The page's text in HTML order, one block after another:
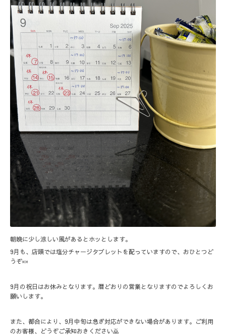
朝晩に少し涼しい風があるとホッとします。
9月も、店頭では塩分チャージタブレットを配っていますので、おひとつど
うぞ🍬
9月の祝日はお休みとなります。暦どおりの営業となりますのでよろしくお
願いします。
また、都合により、9月中旬は急ぎ対応ができない場合があります。ご利用
のお客様、どうぞご承知おきください🙇